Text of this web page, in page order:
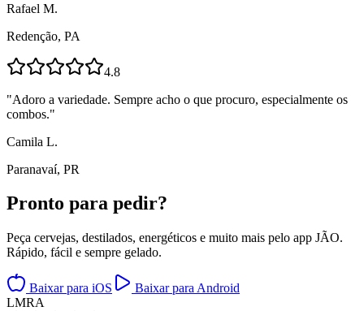
Rafael M.
Redenção, PA
4.8
"Adoro a variedade. Sempre acho o que procuro, especialmente os
combos."
Camila L.
Paranavaí, PR
Pronto para pedir?
Peça cervejas, destilados, energéticos e muito mais pelo app JÃO.
Rápido, fácil e sempre gelado.
Baixar para iOS
Baixar para Android
LMRA